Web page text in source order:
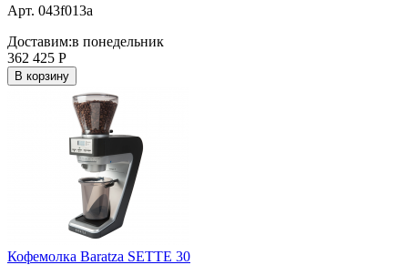
Арт. 043f013a
Доставим:в понедельник
362 425 Р
В корзину
Кофемолка Baratza SETTE 30